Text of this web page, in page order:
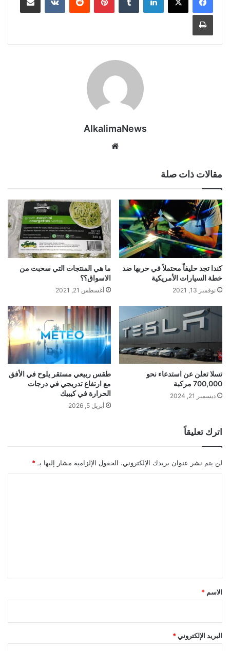
AlkalimaNews
مقالات ذات صلة
كندا تجد حليفاً محتملاً في حربها ضد
خطة السيارات الأمريكية
نوفمبر 13, 2021
ما هي المنتجات التي سحبت من
الاسواق؟؟
أغسطس 21, 2021
تسلا تعلن عن استدعاء نحو
700,000 مركبة
ديسمبر 21, 2024
طقس ربيعي مستقر يلوح في الأفق
مع ارتفاع تدريجي في درجات
الحرارة في كيبيك
أبريل 5, 2026
اترك تعليقاً
لن يتم نشر عنوان بريدك الإلكتروني. الحقول الإلزامية مشار إليها بـ *
*
الاسم *
البريد الإلكتروني *